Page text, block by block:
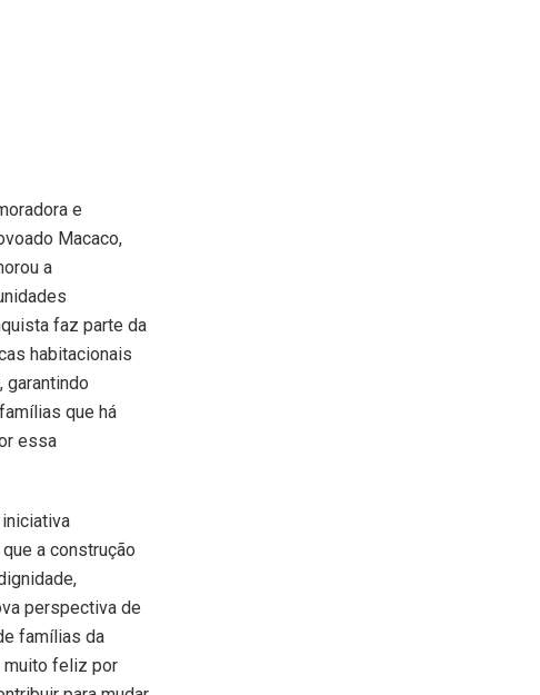
e
Macaco,
a
faz parte da
habitacionais
garantindo
que há
essa
iniciativa
a construção
perspectiva de
famílias da
muito feliz por